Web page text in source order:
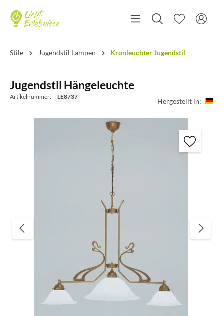
Stile Jugendstil Lampen Kronleuchter Jugendstil
Jugendstil Hängeleuchte
Artikelnummer: LE8737 Hergestellt in: